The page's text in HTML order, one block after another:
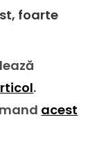
foarte
.
acest